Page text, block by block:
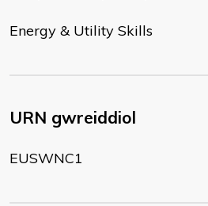
Energy & Utility Skills
URN gwreiddiol
EUSWNC1